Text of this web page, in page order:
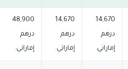
14,670
درهم
إماراتي.
14,670
درهم
إماراتي.
48,900
درهم
إماراتي.